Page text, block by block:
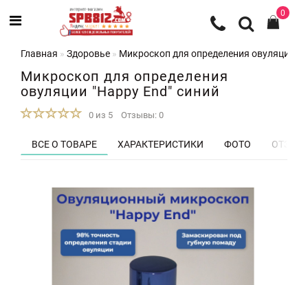
0
Главная Здоровье Микроскоп для определения овуляции
Микроскоп для определения
овуляции "Happy End" синий
0 из 5 Отзывы: 0
ВСЕ О ТОВАРЕ ХАРАКТЕРИСТИКИ ФОТО